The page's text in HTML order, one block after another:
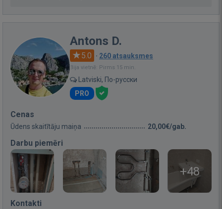
Antons D.
5.0 · 260 atsauksmes
Bija vietnē: Pirms 15 min.
Latviski, По-русски
PRO
Cenas
Ūdens skaitītāju maiņa 20,00€/gab.
Darbu piemēri
+48
Kontakti